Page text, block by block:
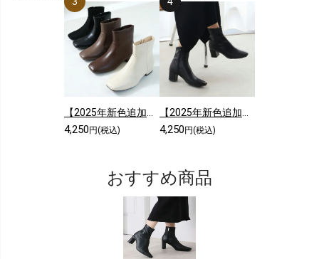
【2025年新色追加】スクエアトゥシンプルローヒールショートブーツ
4,250 円(税込)
【2025年新色追加】5cmヒール/スクエアトゥストレッチショートブーツ
4,250 円(税込)
おすすめ商品